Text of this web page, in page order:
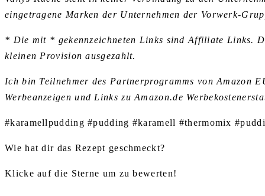
eingetragene Marken der Unternehmen der Vorwerk-
* Die mit * gekennzeichneten Links sind Affiliate Links.
kleinen Provision ausgezahlt.
Ich bin Teilnehmer des Partnerprogramms von Amazon
Werbeanzeigen und Links zu Amazon.de
#karamellpudding #pudding #karamell #thermomix
Wie hat dir das Rezept geschmeckt?
Klicke auf die Sterne um zu bewerten!